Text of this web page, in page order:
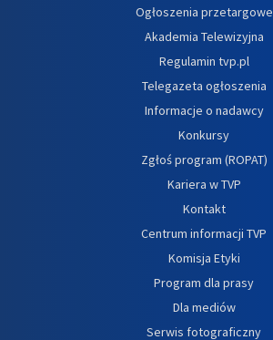
Ogłoszenia przetargowe
Akademia Telewizyjna
Regulamin tvp.pl
Telegazeta ogłoszenia
Informacje o nadawcy
Konkursy
Zgłoś program (ROPAT)
Kariera w TVP
Kontakt
Centrum informacji TVP
Komisja Etyki
Program dla prasy
Dla mediów
Serwis fotograficzny